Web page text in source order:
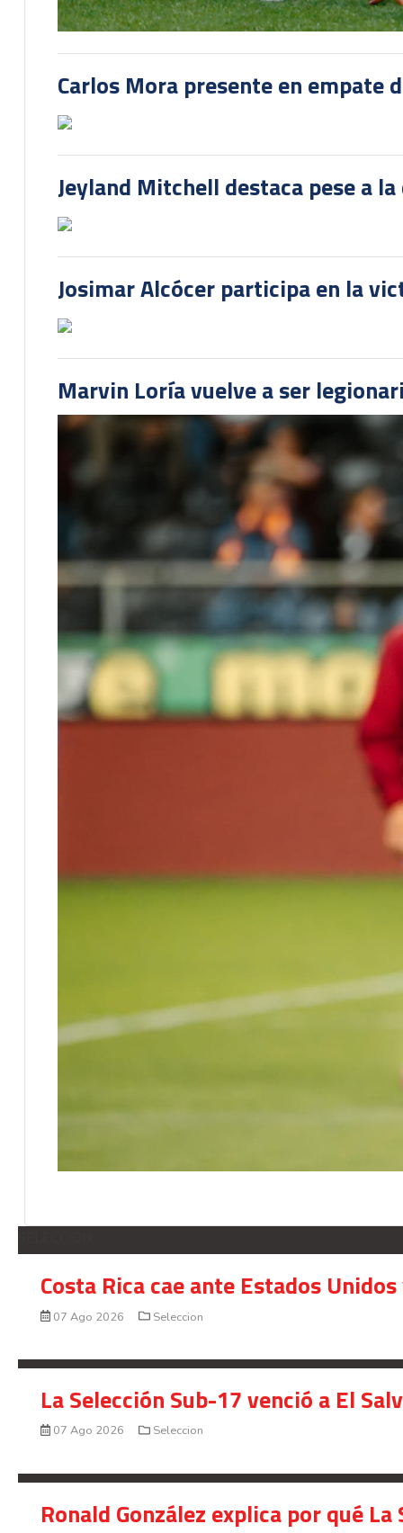
Carlos Mora presente en empate
Jeyland Mitchell destaca pese a
Josimar Alcócer participa en la
Marvin Loría vuelve a ser
Costa Rica cae ante Estados
07 Ago 2026 Seleccion
La Selección Sub-17 venció a El
07 Ago 2026 Seleccion
Ronald González explica por qué